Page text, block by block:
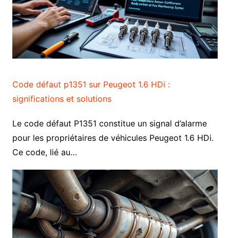
Code défaut p1351 sur Peugeot 1.6 HDi :
significations et solutions
Le code défaut P1351 constitue un signal d’alarme
pour les propriétaires de véhicules Peugeot 1.6 HDi.
Ce code, lié au…